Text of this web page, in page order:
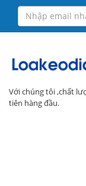
Với chúng tôi ,chất
tiên hàng đầu.